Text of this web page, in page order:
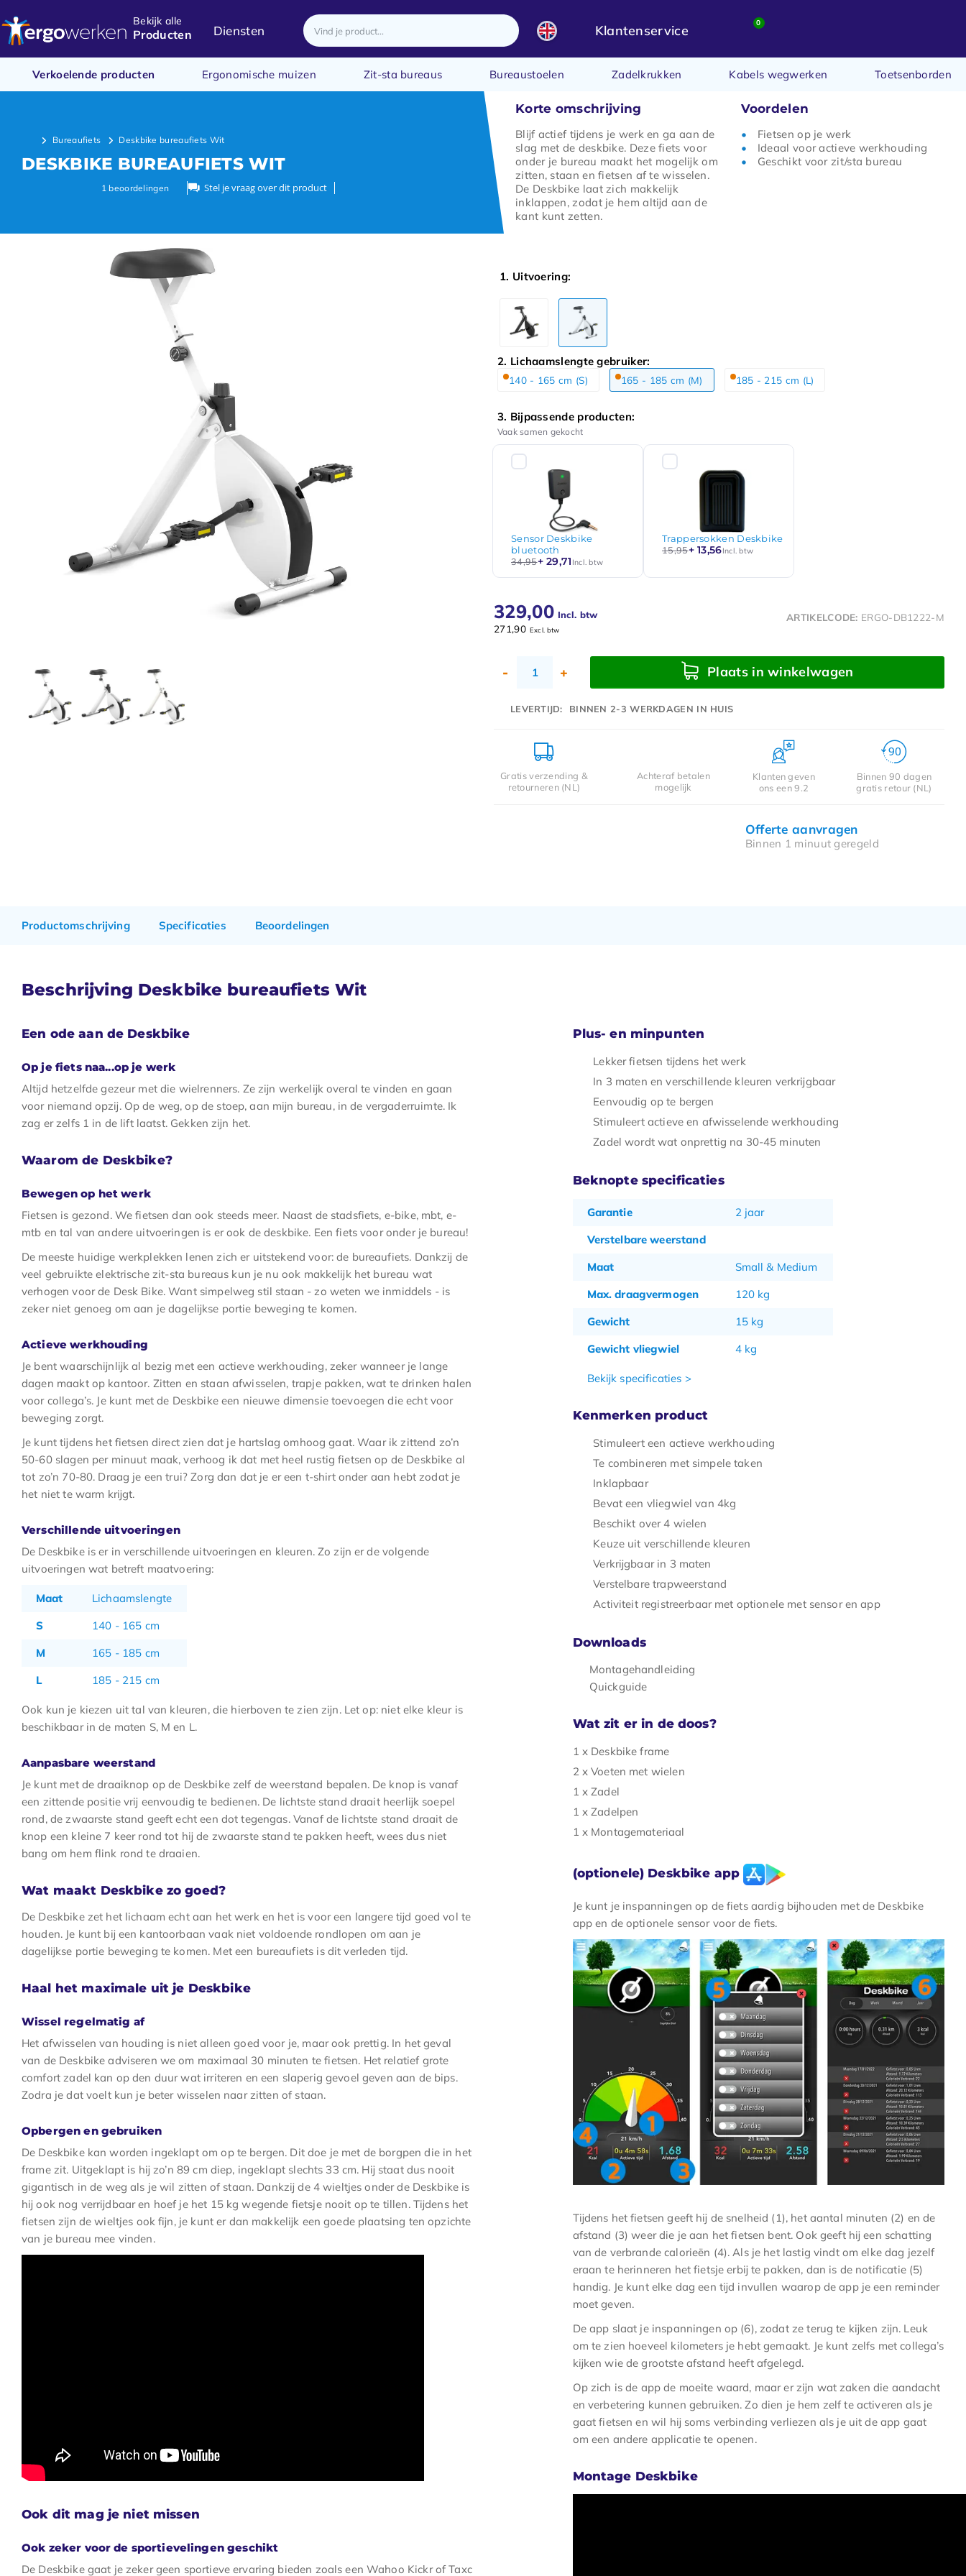
Bekijk alle
Producten Diensten Klantenservice 0
Verkoelende producten Ergonomische muizen Zit-sta bureaus Bureaustoelen Zadelkrukken Kabels wegwerken Toetsenborden
Bureaufiets Deskbike bureaufiets Wit
DESKBIKE BUREAUFIETS WIT
1 beoordelingen Stel je vraag over dit product
Korte omschrijving
Blijf actief tijdens je werk en ga aan de
slag met de deskbike. Deze fiets voor
onder je bureau maakt het mogelijk om
zitten, staan en fietsen af te wisselen.
De Deskbike laat zich makkelijk
inklappen, zodat je hem altijd aan de
kant kunt zetten.
Voordelen
Fietsen op je werk
Ideaal voor actieve werkhouding
Geschikt voor zit/sta bureau
1. Uitvoering:
2. Lichaamslengte gebruiker:
140 - 165 cm (S) 165 - 185 cm (M) 185 - 215 cm (L)
3. Bijpassende producten:
Vaak samen gekocht
Sensor Deskbike
bluetooth
34,95+ 29,71 Incl. btw
Trappersokken Deskbike
15,95+ 13,56Incl. btw
329,00 Incl. btw
271,90 Excl. btw
ARTIKELCODE: ERGO-DB1222-M
- + Plaats in winkelwagen
LEVERTIJD: BINNEN 2-3 WERKDAGEN IN HUIS
Gratis verzending &
retourneren (NL)
Achteraf betalen
mogelijk
Klanten geven
ons een 9.2
Binnen 90 dagen
gratis retour (NL)
Offerte aanvragen
Binnen 1 minuut geregeld
Productomschrijving Specificaties Beoordelingen
Beschrijving Deskbike bureaufiets Wit
Een ode aan de Deskbike
Op je fiets naa...op je werk
Altijd hetzelfde gezeur met die wielrenners. Ze zijn werkelijk overal te vinden en gaan
voor niemand opzij. Op de weg, op de stoep, aan mijn bureau, in de vergaderruimte. Ik
zag er zelfs 1 in de lift laatst. Gekken zijn het.
Waarom de Deskbike?
Bewegen op het werk
Fietsen is gezond. We fietsen dan ook steeds meer. Naast de stadsfiets, e-bike, mbt, e-
mtb en tal van andere uitvoeringen is er ook de deskbike. Een fiets voor onder je bureau!
De meeste huidige werkplekken lenen zich er uitstekend voor: de bureaufiets. Dankzij de
veel gebruikte elektrische zit-sta bureaus kun je nu ook makkelijk het bureau wat
verhogen voor de Desk Bike. Want simpelweg stil staan - zo weten we inmiddels - is
zeker niet genoeg om aan je dagelijkse portie beweging te komen.
Actieve werkhouding
Je bent waarschijnlijk al bezig met een actieve werkhouding, zeker wanneer je lange
dagen maakt op kantoor. Zitten en staan afwisselen, trapje pakken, wat te drinken halen
voor collega’s. Je kunt met de Deskbike een nieuwe dimensie toevoegen die echt voor
beweging zorgt.
Je kunt tijdens het fietsen direct zien dat je hartslag omhoog gaat. Waar ik zittend zo’n
50-60 slagen per minuut maak, verhoog ik dat met heel rustig fietsen op de Deskbike al
tot zo’n 70-80. Draag je een trui? Zorg dan dat je er een t-shirt onder aan hebt zodat je
het niet te warm krijgt.
Verschillende uitvoeringen
De Deskbike is er in verschillende uitvoeringen en kleuren. Zo zijn er de volgende
uitvoeringen wat betreft maatvoering:
Maat
Lichaamslengte
S
140 - 165 cm
M
165 - 185 cm
L
185 - 215 cm
Ook kun je kiezen uit tal van kleuren, die hierboven te zien zijn. Let op: niet elke kleur is
beschikbaar in de maten S, M en L.
Aanpasbare weerstand
Je kunt met de draaiknop op de Deskbike zelf de weerstand bepalen. De knop is vanaf
een zittende positie vrij eenvoudig te bedienen. De lichtste stand draait heerlijk soepel
rond, de zwaarste stand geeft echt een dot tegengas. Vanaf de lichtste stand draait de
knop een kleine 7 keer rond tot hij de zwaarste stand te pakken heeft, wees dus niet
bang om hem flink rond te draaien.
Wat maakt Deskbike zo goed?
De Deskbike zet het lichaam echt aan het werk en het is voor een langere tijd goed vol te
houden. Je kunt bij een kantoorbaan vaak niet voldoende rondlopen om aan je
dagelijkse portie beweging te komen. Met een bureaufiets is dit verleden tijd.
Haal het maximale uit je Deskbike
Wissel regelmatig af
Het afwisselen van houding is niet alleen goed voor je, maar ook prettig. In het geval
van de Deskbike adviseren we om maximaal 30 minuten te fietsen. Het relatief grote
comfort zadel kan op den duur wat irriteren en een slaperig gevoel geven aan de bips.
Zodra je dat voelt kun je beter wisselen naar zitten of staan.
Opbergen en gebruiken
De Deskbike kan worden ingeklapt om op te bergen. Dit doe je met de borgpen die in het
frame zit. Uitgeklapt is hij zo’n 89 cm diep, ingeklapt slechts 33 cm. Hij staat dus nooit
gigantisch in de weg als je wil zitten of staan. Dankzij de 4 wieltjes onder de Deskbike is
hij ook nog verrijdbaar en hoef je het 15 kg wegende fietsje nooit op te tillen. Tijdens het
fietsen zijn de wieltjes ook fijn, je kunt er dan makkelijk een goede plaatsing ten opzichte
van je bureau mee vinden.
Ook dit mag je niet missen
Ook zeker voor de sportievelingen geschikt
De Deskbike gaat je zeker geen sportieve ervaring bieden zoals een Wahoo Kickr of Taxc
Plus- en minpunten
Lekker fietsen tijdens het werk
In 3 maten en verschillende kleuren verkrijgbaar
Eenvoudig op te bergen
Stimuleert actieve en afwisselende werkhouding
Zadel wordt wat onprettig na 30-45 minuten
Beknopte specificaties
Garantie
2 jaar
Verstelbare weerstand
Maat
Small & Medium
Max. draagvermogen
120 kg
Gewicht
15 kg
Gewicht vliegwiel
4 kg
Bekijk specificaties >
Kenmerken product
Stimuleert een actieve werkhouding
Te combineren met simpele taken
Inklapbaar
Bevat een vliegwiel van 4kg
Beschikt over 4 wielen
Keuze uit verschillende kleuren
Verkrijgbaar in 3 maten
Verstelbare trapweerstand
Activiteit registreerbaar met optionele met sensor en app
Downloads
Montagehandleiding
Quickguide
Wat zit er in de doos?
1 x Deskbike frame
2 x Voeten met wielen
1 x Zadel
1 x Zadelpen
1 x Montagemateriaal
(optionele) Deskbike app
Je kunt je inspanningen op de fiets aardig bijhouden met de Deskbike
app en de optionele sensor voor de fiets.
Tijdens het fietsen geeft hij de snelheid (1), het aantal minuten (2) en de
afstand (3) weer die je aan het fietsen bent. Ook geeft hij een schatting
van de verbrande calorieën (4). Als je het lastig vindt om elke dag jezelf
eraan te herinneren het fietsje erbij te pakken, dan is de notificatie (5)
handig. Je kunt elke dag een tijd invullen waarop de app je een reminder
moet geven.
De app slaat je inspanningen op (6), zodat ze terug te kijken zijn. Leuk
om te zien hoeveel kilometers je hebt gemaakt. Je kunt zelfs met collega’s
kijken wie de grootste afstand heeft afgelegd.
Op zich is de app de moeite waard, maar er zijn wat zaken die aandacht
en verbetering kunnen gebruiken. Zo dien je hem zelf te activeren als je
gaat fietsen en wil hij soms verbinding verliezen als je uit de app gaat
om een andere applicatie te openen.
Montage Deskbike